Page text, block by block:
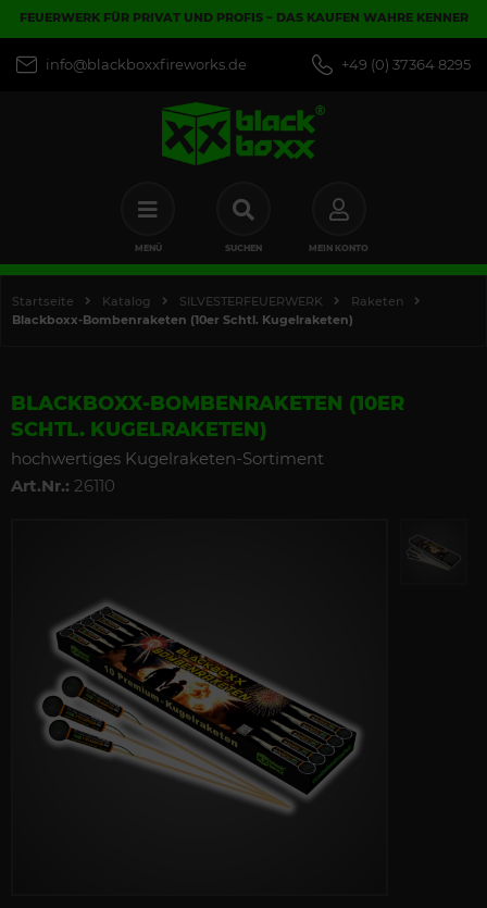
FEUERWERK FÜR PRIVAT UND PROFIS – DAS KAUFEN WAHRE KENNER
info@blackboxxfireworks.de +49 (0) 37364 8295
MENÜ SUCHEN MEIN KONTO
Startseite Katalog SILVESTERFEUERWERK
Raketen
Blackboxx-Bombenraketen (10er Schtl. Kugelraketen)
BLACKBOXX-BOMBENRAKETEN (10ER
SCHTL. KUGELRAKETEN)
hochwertiges Kugelraketen-Sortiment
Art.Nr.: 26110